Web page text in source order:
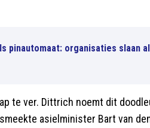
pinautomaat: organisaties slaan
te ver. Dittrich noemt dit
asielminister Bart van